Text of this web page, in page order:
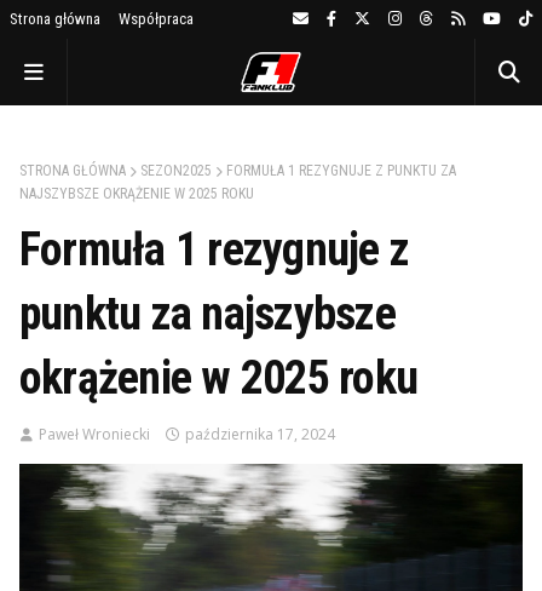
Strona główna Współpraca
STRONA GŁÓWNA SEZON2025
FORMUŁA 1 REZYGNUJE Z PUNKTU ZA
NAJSZYBSZE OKRĄŻENIE W 2025 ROKU
Formuła 1 rezygnuje z
punktu za najszybsze
okrążenie w 2025 roku
Paweł Wroniecki października 17, 2024